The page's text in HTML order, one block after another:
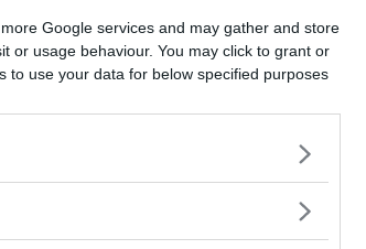
Google services and may gather and store
or usage behaviour. You may click to grant or
to use your data for below specified purposes
Vill du bli
medlem?